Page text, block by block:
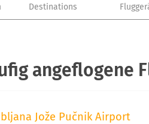
Destinations
angeflogene
Jože Pučnik Airport